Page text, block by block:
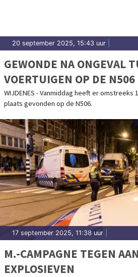
20 september 2025, 15:43 uur
GEWONDE NA ONGEVAL
VOERTUIGEN OP DE N506
WIJDENES - Vanmiddag heeft er omstreeks
plaats gevonden op de N506.
17 september 2025, 11:38 uur
M.-CAMPAGNE TEGEN
EXPLOSIEVEN